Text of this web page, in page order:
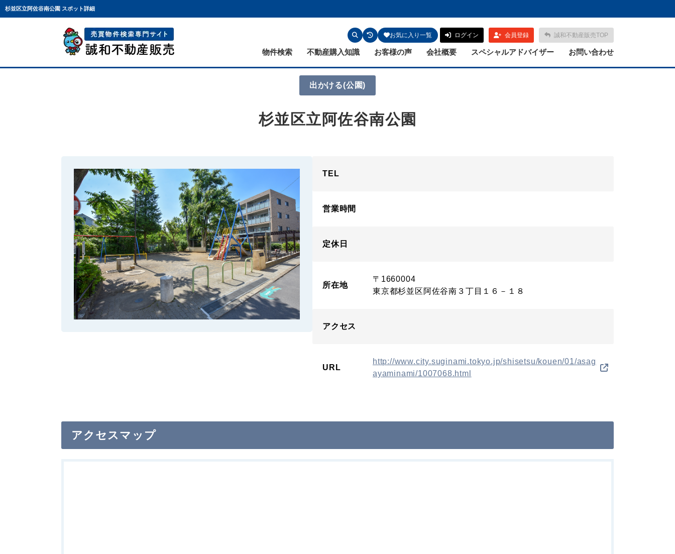
杉並区立阿佐谷南公園 スポット詳細
ログイン 会員登録 誠和不動産販売TOP
お気に入り一覧
物件検索 不動産購入知識 お客様の声 会社概要 スペシャルアドバイザー お問い合わせ
出かける(公園)
杉並区立阿佐谷南公園
TEL
営業時間
定休日
所在地
〒1660004
東京都杉並区阿佐谷南３丁目１６－１８
アクセス
URL
http://www.city.suginami.tokyo.jp/shisetsu/kouen/01/asag
ayaminami/1007068.html
アクセスマップ